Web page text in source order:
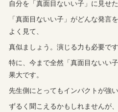
自分を「真面目ないい子」に見せた
「真面目ないい子」がどんな発言
よく見て、
真似ましょう。演じる力も必要です
特に、今まで全然「真面目ないい
果大です。
先生側にとってもインパクトが強い
ずるく聞こえるかもしれませんが